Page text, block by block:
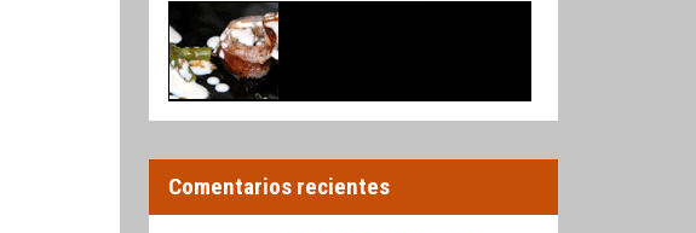
Comentarios recientes